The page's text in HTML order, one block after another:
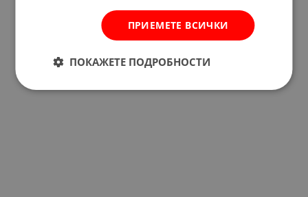
ПРИЕМЕТЕ ВСИЧКИ
ПОКАЖЕТЕ ПОДРОБНОСТИ